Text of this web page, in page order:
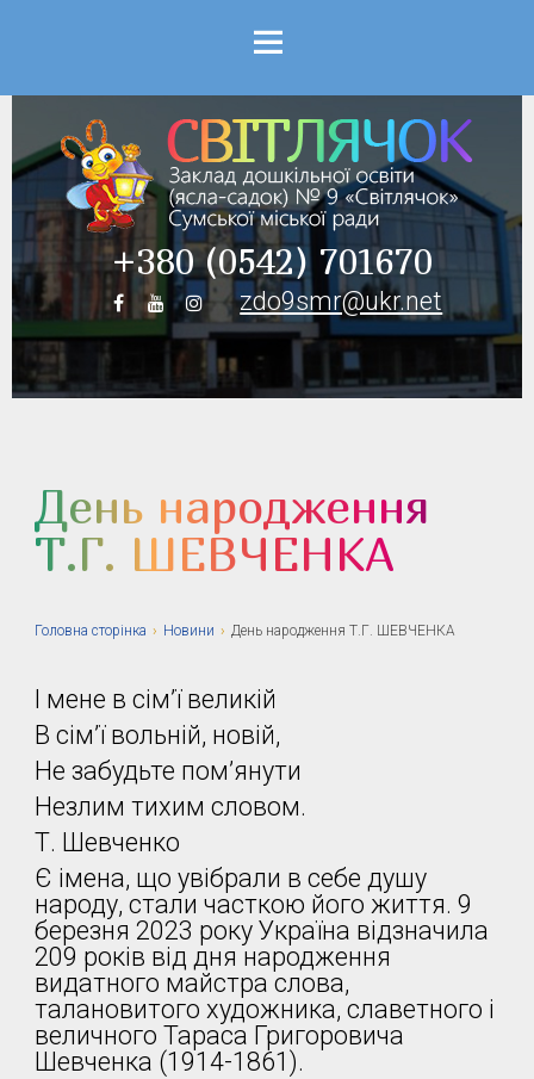
+380 (0542) 701670
zdo9smr@ukr.net
Menu
День народження
Т.Г. ШЕВЧЕНКА
Головна сторiнка › Новини › День народження Т.Г. ШЕВЧЕНКА
І мене в сім’ї великій
В сім’ї вольній, новій,
Не забудьте пом’янути
Незлим тихим словом.
Т. Шевченко
Є імена, що увібрали в себе душу
народу, стали часткою його життя. 9
березня 2023 року Україна відзначила
209 років від дня народження
видатного майстра слова,
талановитого художника, славетного і
величного Тараса Григоровича
Шевченка (1914-1861).